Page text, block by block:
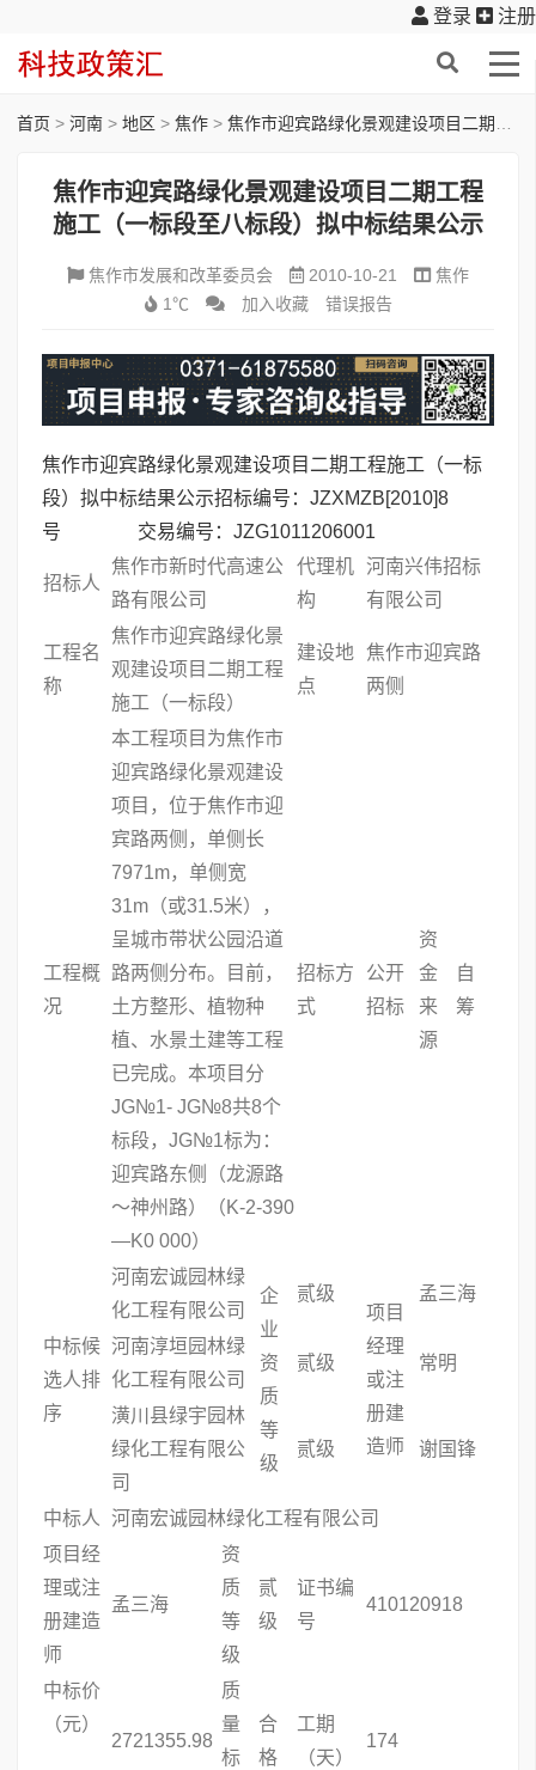
登录 注册
首页 > 河南 > 地区 > 焦作 > 焦作市迎宾路绿化景观建设项目二期工程施工（一标段至八标段）拟中标结果公示
焦作市迎宾路绿化景观建设项目二期工程
施工（一标段至八标段）拟中标结果公示
焦作市发展和改革委员会 2010-10-21
焦作
1℃
加入收藏 错误报告
焦作市迎宾路绿化景观建设项目二期工程施工（一标
段）拟中标结果公示招标编号：JZXMZB[2010]8
号 交易编号：JZG1011206001
招标人
焦作市新时代高速公
路有限公司
代理机
构
河南兴伟招标
有限公司
工程名
称
焦作市迎宾路绿化景
观建设项目二期工程
施工（一标段）
建设地
点
焦作市迎宾路
两侧
工程概
况
本工程项目为焦作市
迎宾路绿化景观建设
项目，位于焦作市迎
宾路两侧，单侧长
7971m，单侧宽
31m（或31.5米），
呈城市带状公园沿道
路两侧分布。目前，
土方整形、植物种
植、水景土建等工程
已完成。本项目分
JG№1- JG№8共8个
标段，JG№1标为：
迎宾路东侧（龙源路
～神州路）（K-2-390
—K0 000）
招标方
式
公开
招标
资
金
来
源
自
筹
中标候
选人排
序
河南宏诚园林绿
化工程有限公司
企
业
资
质
等
级
贰级
项目
经理
或注
册建
造师
孟三海
河南淳垣园林绿
化工程有限公司
贰级 常明
潢川县绿宇园林
绿化工程有限公
司
贰级 谢国锋
中标人 河南宏诚园林绿化工程有限公司
项目经
理或注
册建造
师
孟三海
资
质
等
级
贰
级
证书编
号
410120918
中标价
（元）
2721355.98
质
量
标
合
格
工期
（天）
174